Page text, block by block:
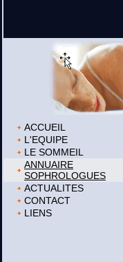
ACCUEIL
L'EQUIPE
LE SOMMEIL
ANNUAIRE
SOPHROLOGUES
ACTUALITES
CONTACT
LIENS